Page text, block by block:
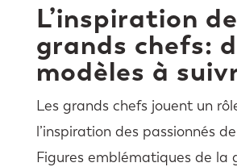
L’inspiration
grands chefs:
modèles à
Les grands chefs jouent un
l’inspiration des passionnés
Figures emblématiques de la